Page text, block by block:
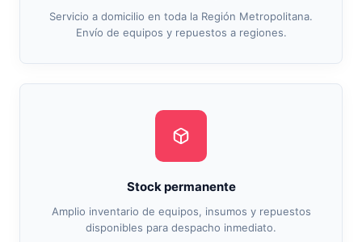
Servicio a domicilio en toda la Región Metropolitana.
Envío de equipos y repuestos a regiones.
Stock permanente
Amplio inventario de equipos, insumos y repuestos
disponibles para despacho inmediato.